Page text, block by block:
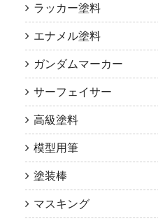
ラッカー塗料
エナメル塗料
ガンダムマーカー
サーフェイサー
高級塗料
模型用筆
塗装棒
マスキング